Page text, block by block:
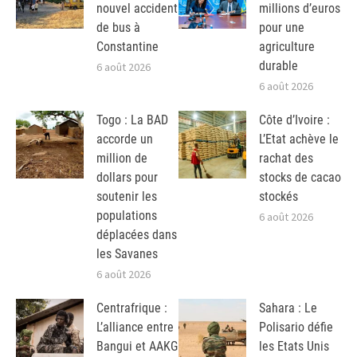
nouvel accident
de bus à
Constantine
6 août 2026
millions d’euros
pour une
agriculture
durable
6 août 2026
Togo : La BAD
accorde un
million de
dollars pour
soutenir les
populations
déplacées dans
les Savanes
6 août 2026
Côte d’Ivoire :
L’Etat achève le
rachat des
stocks de cacao
stockés
6 août 2026
Centrafrique :
L’alliance entre
Bangui et AAKG
Sahara : Le
Polisario défie
les Etats Unis